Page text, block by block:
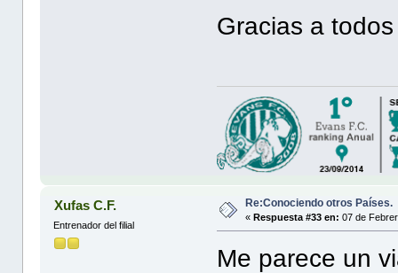
Gracias a
Xufas C.F.
Entrenador del filial
Re:Conociendo otros Países.
«Respuesta #33 en: 07 de
Me parece un